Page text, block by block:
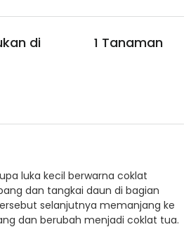
di 1 Tanaman
luka kecil berwarna coklat
dan tangkai daun di bagian
selanjutnya memanjang ke
dan berubah menjadi coklat tua.